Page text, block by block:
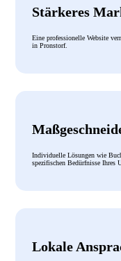
Stärkeres
Eine professionelle Website
in Pronstorf.
Individuelle Lösungen wie
spezifischen Bedürfnisse Ihres
Lokale